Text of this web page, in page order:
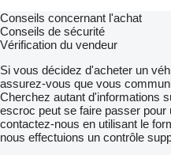
Conseils concernant l'achat
Conseils de sécurité
Vérification du vendeur
Si vous décidez d'acheter un
assurez-vous que vous
Cherchez autant d'informations
escroc peut se faire passer pour
contactez-nous en utilisant le
nous effectuions un contrôle